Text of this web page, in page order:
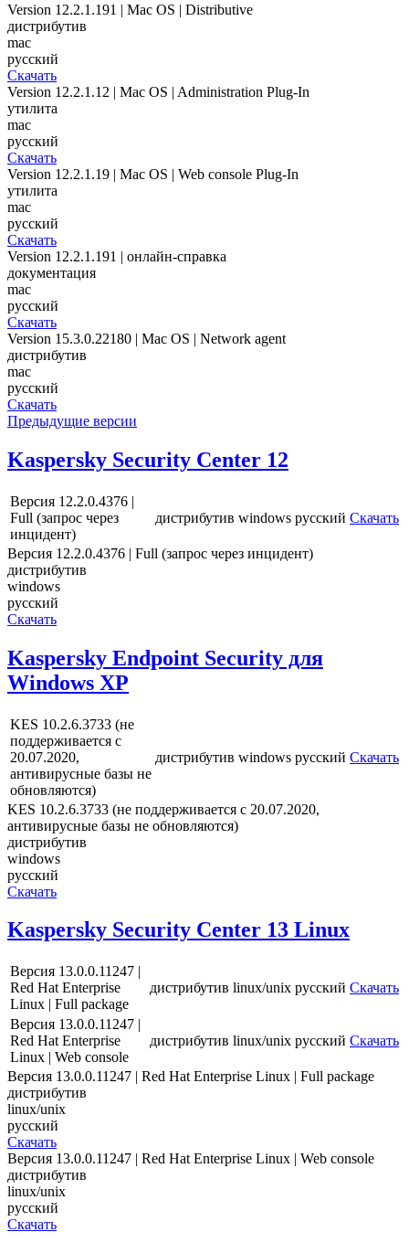
Version 12.2.1.191 | Mac OS | Distributive
дистрибутив
mac
русский
Скачать
Version 12.2.1.12 | Mac OS | Administration Plug-In
утилита
mac
русский
Скачать
Version 12.2.1.19 | Mac OS | Web console Plug-In
утилита
mac
русский
Скачать
Version 12.2.1.191 | онлайн-справка
документация
mac
русский
Скачать
Version 15.3.0.22180 | Mac OS | Network agent
дистрибутив
mac
русский
Скачать
Предыдущие версии
Kaspersky Security Center 12
Версия 12.2.0.4376 |
Full (запрос через
инцидент)
дистрибутив windows русский Скачать
Версия 12.2.0.4376 | Full (запрос через инцидент)
дистрибутив
windows
русский
Скачать
Kaspersky Endpoint Security для
Windows XP
KES 10.2.6.3733 (не
поддерживается с
20.07.2020,
антивирусные базы не
обновляются)
дистрибутив windows русский Скачать
KES 10.2.6.3733 (не поддерживается с 20.07.2020,
антивирусные базы не обновляются)
дистрибутив
windows
русский
Скачать
Kaspersky Security Center 13 Linux
Версия 13.0.0.11247 |
Red Hat Enterprise
Linux | Full package
дистрибутив linux/unix русский Скачать
Версия 13.0.0.11247 |
Red Hat Enterprise
Linux | Web console
дистрибутив linux/unix русский Скачать
Версия 13.0.0.11247 | Red Hat Enterprise Linux | Full package
дистрибутив
linux/unix
русский
Скачать
Версия 13.0.0.11247 | Red Hat Enterprise Linux | Web console
дистрибутив
linux/unix
русский
Скачать